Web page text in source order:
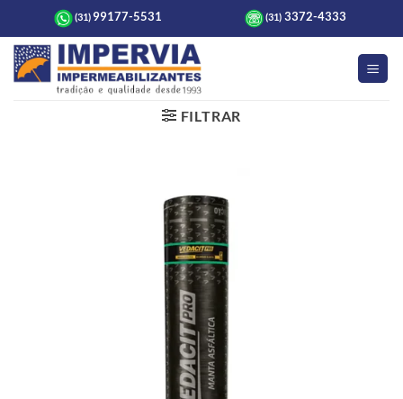
to
content
(31) 99177-5531 (31) 3372-4333
FILTRAR